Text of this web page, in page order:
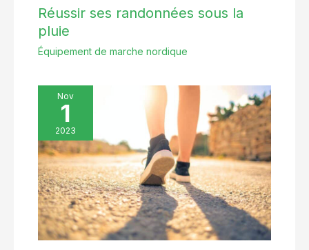
Réussir ses randonnées sous la
pluie
Équipement de marche nordique
Nov
1
2023